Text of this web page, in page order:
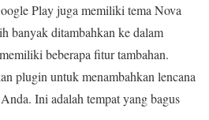
Play juga memiliki tema Nova
banyak ditambahkan ke dalam
beberapa fitur tambahan.
plugin untuk menambahkan lencana
Ini adalah tempat yang bagus